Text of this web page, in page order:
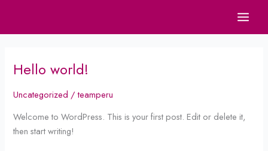
contenido
Hello world!
Uncategorized /teamperu
Welcome to WordPress. This is your first post. Edit or delete it,
then start writing!
Hello